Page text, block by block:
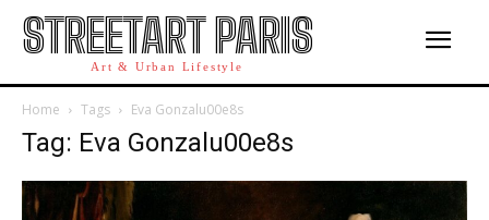
STREETART PARIS
Art & Urban Lifestyle
Home Tags Eva Gonzalu00e8s
Tag: Eva Gonzalu00e8s